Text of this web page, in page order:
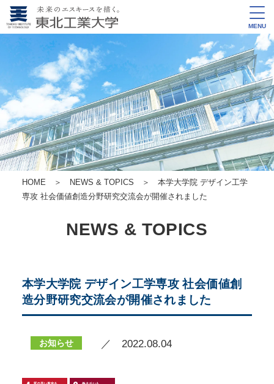
MENU
HOME ＞ NEWS & TOPICS ＞ 本学大学院 デザイン工学
専攻 社会価値創造分野研究交流会が開催されました
NEWS & TOPICS
本学大学院 デザイン工学専攻 社会価値創
造分野研究交流会が開催されました
お知らせ ／ 2022.08.04